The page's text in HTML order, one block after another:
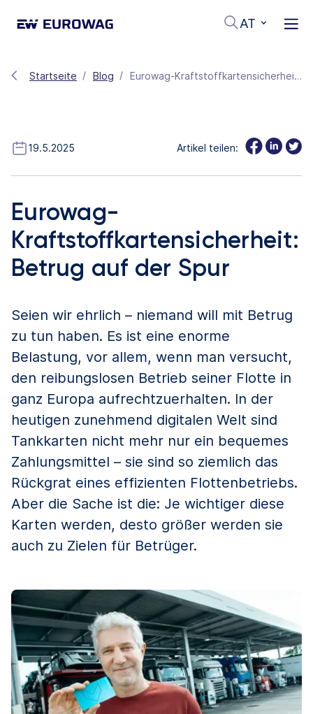
AT
Startseite Blog Eurowag-Kraftstoffkartensicherheit: Betrug auf der Spur
19.5.2025 Artikel teilen:
Eurowag-
Kraftstoffkartensicherheit:
Betrug auf der Spur
Seien wir ehrlich – niemand will mit Betrug
zu tun haben. Es ist eine enorme
Belastung, vor allem, wenn man versucht,
den reibungslosen Betrieb seiner Flotte in
ganz Europa aufrechtzuerhalten. In der
heutigen zunehmend digitalen Welt sind
Tankkarten nicht mehr nur ein bequemes
Zahlungsmittel – sie sind so ziemlich das
Rückgrat eines effizienten Flottenbetriebs.
Aber die Sache ist die: Je wichtiger diese
Karten werden, desto größer werden sie
auch zu Zielen für Betrüger.